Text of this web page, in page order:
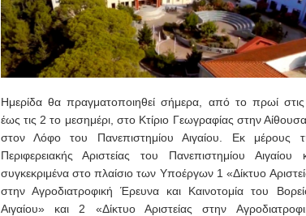
Ημερίδα θα πραγματοποιηθεί σήμερα, από το πρωί
έως τις 2 το μεσημέρι, στο Κτίριο Γεωγραφίας στην
στον Λόφο του Πανεπιστημίου Αιγαίου. Εκ μέρους
Περιφερειακής Αριστείας του Πανεπιστημίου Αιγαίου
συγκεκριμένα στο πλαίσιο των Υποέργων 1 «Δίκτυο
στην Αγροδιατροφική Έρευνα και Καινοτομία του
Αιγαίου» και 2 «Δίκτυο Αριστείας στην